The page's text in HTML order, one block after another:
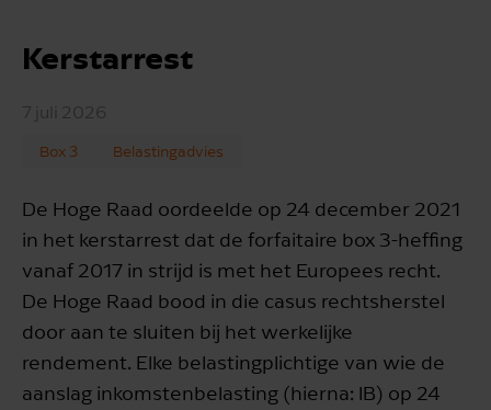
Kerstarrest
7 juli 2026
Box 3 Belastingadvies
De Hoge Raad oordeelde op 24 december 2021
in het kerstarrest dat de forfaitaire box 3-heffing
vanaf 2017 in strijd is met het Europees recht.
De Hoge Raad bood in die casus rechtsherstel
door aan te sluiten bij het werkelijke
rendement. Elke belastingplichtige van wie de
aanslag inkomstenbelasting (hierna: IB) op 24